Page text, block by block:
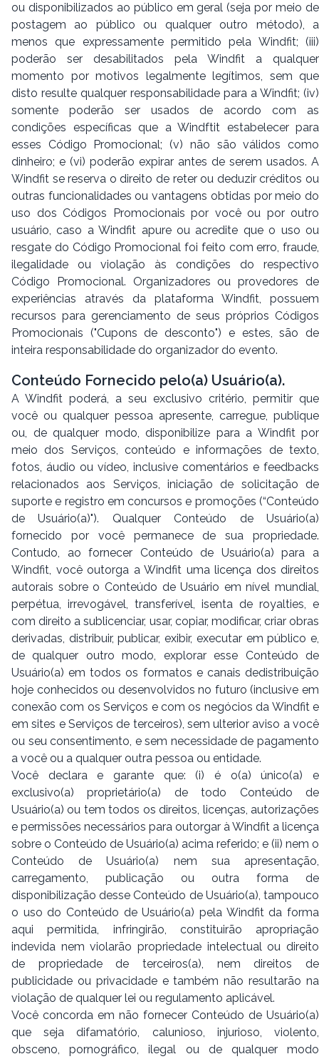
ou disponibilizados ao público em geral (seja por meio de
postagem ao público ou qualquer outro método), a
menos que expressamente permitido pela Windfit; (iii)
poderão ser desabilitados pela Windfit a qualquer
momento por motivos legalmente legítimos, sem que
disto resulte qualquer responsabilidade para a Windfit; (iv)
somente poderão ser usados de acordo com as
condições específicas que a Windftit estabelecer para
esses Código Promocional; (v) não são válidos como
dinheiro; e (vi) poderão expirar antes de serem usados. A
Windfit se reserva o direito de reter ou deduzir créditos ou
outras funcionalidades ou vantagens obtidas por meio do
uso dos Códigos Promocionais por você ou por outro
usuário, caso a Windfit apure ou acredite que o uso ou
resgate do Código Promocional foi feito com erro, fraude,
ilegalidade ou violação às condições do respectivo
Código Promocional. Organizadores ou provedores de
experiências através da plataforma Windfit, possuem
recursos para gerenciamento de seus próprios Códigos
Promocionais ("Cupons de desconto") e estes, são de
inteira responsabilidade do organizador do evento.
Conteúdo Fornecido pelo(a) Usuário(a).
A Windfit poderá, a seu exclusivo critério, permitir que
você ou qualquer pessoa apresente, carregue, publique
ou, de qualquer modo, disponibilize para a Windfit por
meio dos Serviços, conteúdo e informações de texto,
fotos, áudio ou vídeo, inclusive comentários e feedbacks
relacionados aos Serviços, iniciação de solicitação de
suporte e registro em concursos e promoções (“Conteúdo
de Usuário(a)"). Qualquer Conteúdo de Usuário(a)
fornecido por você permanece de sua propriedade.
Contudo, ao fornecer Conteúdo de Usuário(a) para a
Windfit, você outorga a Windfit uma licença dos direitos
autorais sobre o Conteúdo de Usuário em nível mundial,
perpétua, irrevogável, transferível, isenta de royalties, e
com direito a sublicenciar, usar, copiar, modificar, criar obras
derivadas, distribuir, publicar, exibir, executar em público e,
de qualquer outro modo, explorar esse Conteúdo de
Usuário(a) em todos os formatos e canais dedistribuição
hoje conhecidos ou desenvolvidos no futuro (inclusive em
conexão com os Serviços e com os negócios da Windfit e
em sites e Serviços de terceiros), sem ulterior aviso a você
ou seu consentimento, e sem necessidade de pagamento
a você ou a qualquer outra pessoa ou entidade.
Você declara e garante que: (i) é o(a) único(a) e
exclusivo(a) proprietário(a) de todo Conteúdo de
Usuário(a) ou tem todos os direitos, licenças, autorizações
e permissões necessários para outorgar à Windfit a licença
sobre o Conteúdo de Usuário(a) acima referido; e (ii) nem o
Conteúdo de Usuário(a) nem sua apresentação,
carregamento, publicação ou outra forma de
disponibilização desse Conteúdo de Usuário(a), tampouco
o uso do Conteúdo de Usuário(a) pela Windfit da forma
aqui permitida, infringirão, constituirão apropriação
indevida nem violarão propriedade intelectual ou direito
de propriedade de terceiros(a), nem direitos de
publicidade ou privacidade e também não resultarão na
violação de qualquer lei ou regulamento aplicável.
Você concorda em não fornecer Conteúdo de Usuário(a)
que seja difamatório, calunioso, injurioso, violento,
obsceno, pornográfico, ilegal ou de qualquer modo